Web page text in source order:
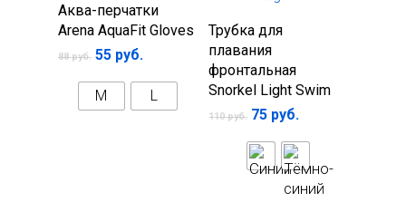
параметры
Аква-перчатки
Arena AquaFit Gloves
88руб. 55 руб.
M L
Выберите
параметры
Трубка для
плавания
фронтальная
Snorkel Light Swim
110руб. 75 руб.